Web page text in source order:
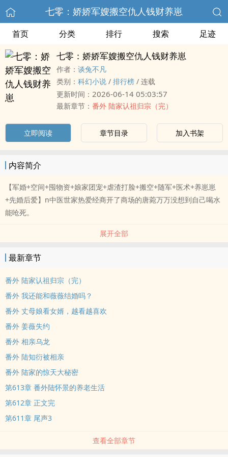
七零：娇娇军嫂搬空仇人钱财养崽
首页 分类 排行 搜索 足迹
七零：娇娇军嫂搬空仇人钱财养崽
作者： 谈兔不凡
类别： 科幻小说 / 排行榜 / 连载
更新时间： 2026-06-14 05:03:57
最新章节： 番外 陆家认祖归宗（完）
立即阅读 章节目录 加入书架
内容简介
【军婚+空间+囤物资+娘家团宠+虐渣打脸+搬空+随军+医术+养崽崽
+先婚后爱】n中医世家热爱经商开了商场的唐菀万万没想到自己喝水
能呛死。
n幸好她早有先见之明囤了不少物资。n再次醒来穿越到缺衣少食的七
n唐菀麻溜搬空唐家，离开前顺带搬空举报他爸妈的仇人家，胖揍仇
n接回大力士弟弟，跟着父母安排的
“未婚夫”回老家扯证，婆婆倒是明事理。n可大嫂爱占便宜还嘴碎、二
嫂性子高傲爱攀比，全家怨她拖累陆怀景事业，还嫌她带着弟弟拖油
n本来对于盲婚哑嫁心有顾虑的唐菀正打算和陆怀景一拍两散。n却被
男人堵在墙角，
人羡慕的对象，婆婆宠男人疼，子女有出息，自己还成了十里八乡闻
展开全部
最新章节
番外 陆家认祖归宗（完）
番外 我还能和薇薇结婚吗？
番外 丈母娘看女婿，越看越喜欢
番外 姜薇失约
番外 相亲乌龙
番外 陆知衍被相亲
番外 陆家的惊天大秘密
第613章 番外陆怀景的养老生活
第612章 正文完
第611章 尾声3
查看全部章节